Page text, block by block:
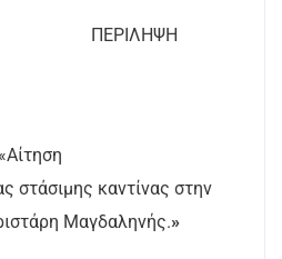
ΠΕΡΙΛΗΨΗ
«Αίτηση
στάσιμης καντίνας στην
Μαγδαληνής.»